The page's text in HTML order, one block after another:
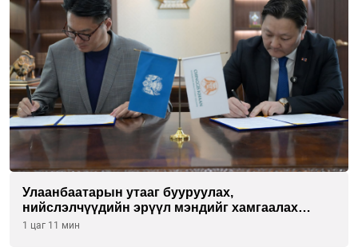
Улаанбаатарын утааг бууруулах,
нийслэлчүүдийн эрүүл мэндийг хамгаалах
төслийг “Чингис хаан баялгийн сан нэгдэл” ХХК-
1 цаг 11 мин